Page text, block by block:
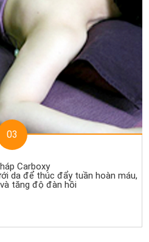
03
Carboxy
da để thúc đẩy tuần hoàn máu,
tăng độ đàn hồi